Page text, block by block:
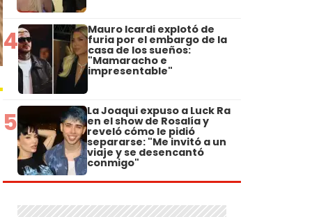
4 Mauro Icardi explotó de
furia por el embargo de la
casa de los sueños:
"Mamaracho e
impresentable"
5 La Joaqui expuso a Luck Ra
en el show de Rosalía y
reveló cómo le pidió
separarse: "Me invitó a un
viaje y se desencantó
conmigo"